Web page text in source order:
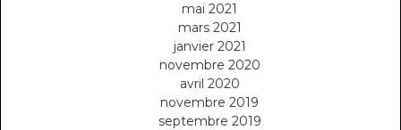
mai 2021
mars 2021
janvier 2021
novembre 2020
avril 2020
novembre 2019
septembre 2019